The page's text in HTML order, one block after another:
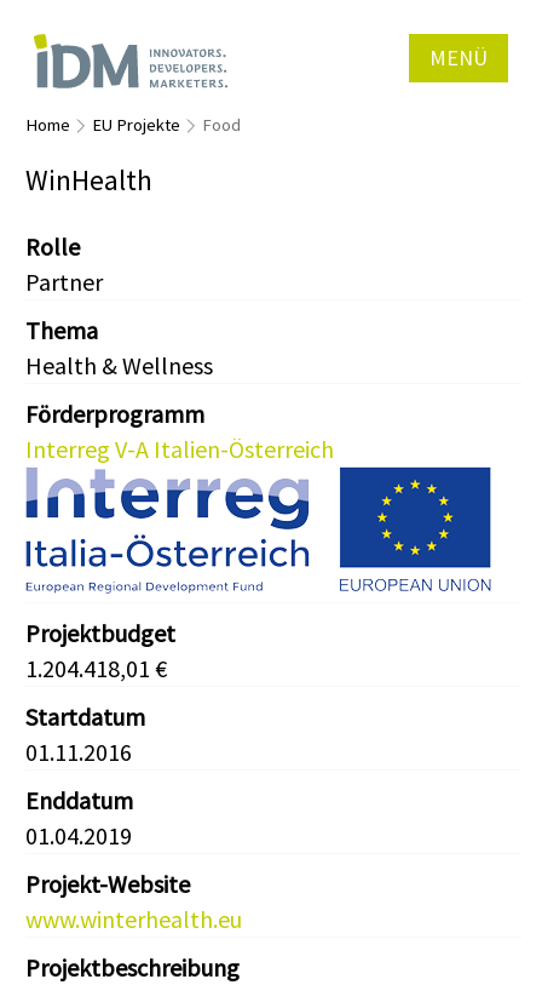
MENÜ
Home EU Projekte Food
WinHealth
Rolle
Partner
Thema
Health & Wellness
Förderprogramm
Interreg V-A Italien-Österreich
Projektbudget
1.204.418,01 €
Startdatum
01.11.2016
Enddatum
01.04.2019
Projekt-Website
www.winterhealth.eu
Projektbeschreibung